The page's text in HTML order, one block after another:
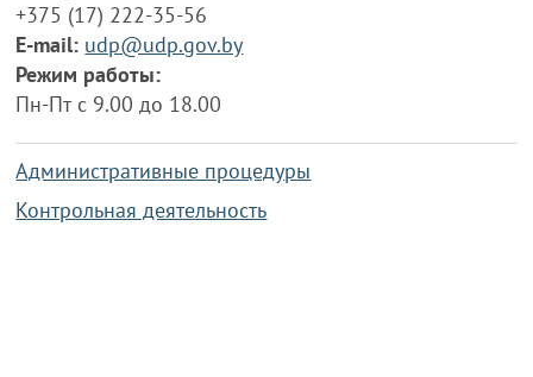
+375 (17) 222-35-56
E-mail: udp@udp.gov.by
Режим работы:
Пн-Пт с 9.00 до 18.00
Административные процедуры
Контрольная деятельность